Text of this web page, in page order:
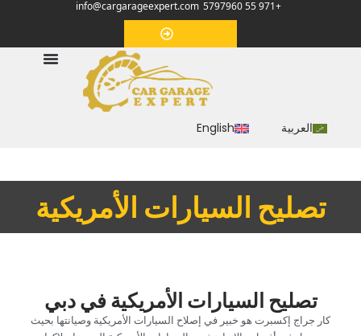
+971 55 5797960
info@cargarageexpert.com
‏موعد‏
العربية English
‏تصليح السيارات الأمريكية‏
‏تصليح السيارات الأمريكية في دبي‏
‏كار جراج إكسبرت هو خبير في إصلاح السيارات الأمريكية وصيانتها بحيث